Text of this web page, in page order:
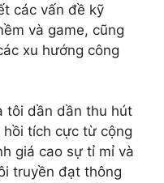
các vấn đề kỹ
và game, cũng
xu hướng công
tôi dần dần thu hút
tích cực từ cộng
giá cao sự tỉ mỉ và
truyền đạt thông